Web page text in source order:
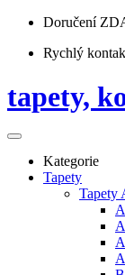
Doručení
Rychlý
tapety,
Kategorie
Tapety
Tapety